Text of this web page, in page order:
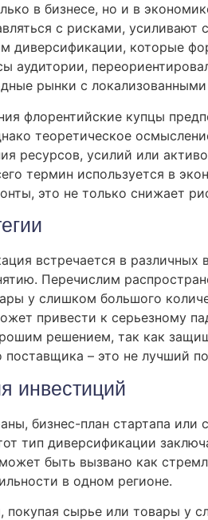
в бизнесе, но и в
с рисками,
диверсификации, которые
аудитории,
рынки с
флорентийские купцы
теоретическое
ресурсов, усилий или
термин используется в
это не только снижает
встречается в
Перечислим
у слишком большого
привести к серьезному
решением, так как
поставщика – это не лучший
инвестиций
бизнес-план стартапа или
тип диверсификации
быть вызвано как
в одном регионе.
покупая сырье или товары у